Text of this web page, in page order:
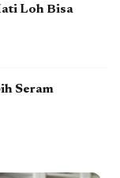
Loh Bisa
Seram